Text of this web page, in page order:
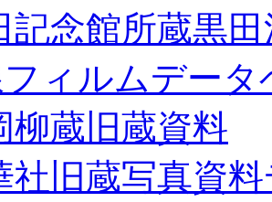
記念館所蔵黒
ィルムデータ
柳蔵旧蔵資料
社旧蔵写真資